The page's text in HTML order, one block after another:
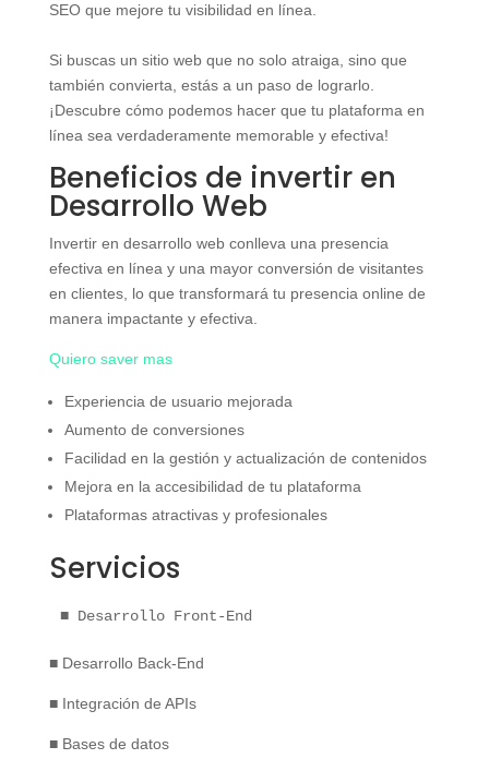
SEO que mejore tu visibilidad en línea.
Si buscas un sitio web que no solo atraiga, sino que
también convierta, estás a un paso de lograrlo.
¡Descubre cómo podemos hacer que tu plataforma en
línea sea verdaderamente memorable y efectiva!
Beneficios de invertir en
Desarrollo Web
Invertir en desarrollo web conlleva una presencia
efectiva en línea y una mayor conversión de visitantes
en clientes, lo que transformará tu presencia online de
manera impactante y efectiva.
Quiero saver mas
Experiencia de usuario mejorada
Aumento de conversiones
Facilidad en la gestión y actualización de contenidos
Mejora en la accesibilidad de tu plataforma
Plataformas atractivas y profesionales
Servicios
■ Desarrollo Front-End
■ Desarrollo Back-End
■ Integración de APIs
■ Bases de datos